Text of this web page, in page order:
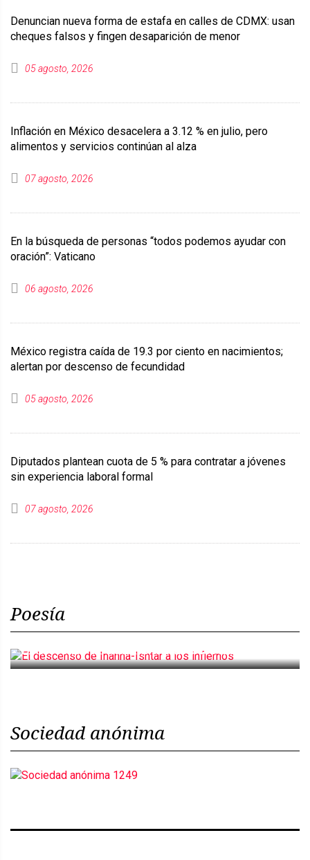
Denuncian nueva forma de estafa en calles de CDMX: usan
cheques falsos y fingen desaparición de menor
05 agosto, 2026
Inflación en México desacelera a 3.12 % en julio, pero
alimentos y servicios continúan al alza
07 agosto, 2026
En la búsqueda de personas “todos podemos ayudar con
oración”: Vaticano
06 agosto, 2026
México registra caída de 19.3 por ciento en nacimientos;
alertan por descenso de fecundidad
05 agosto, 2026
Diputados plantean cuota de 5 % para contratar a jóvenes
sin experiencia laboral formal
07 agosto, 2026
Poesía
El descenso de Inanna-Ishtar a los infiernos
Sociedad anónima